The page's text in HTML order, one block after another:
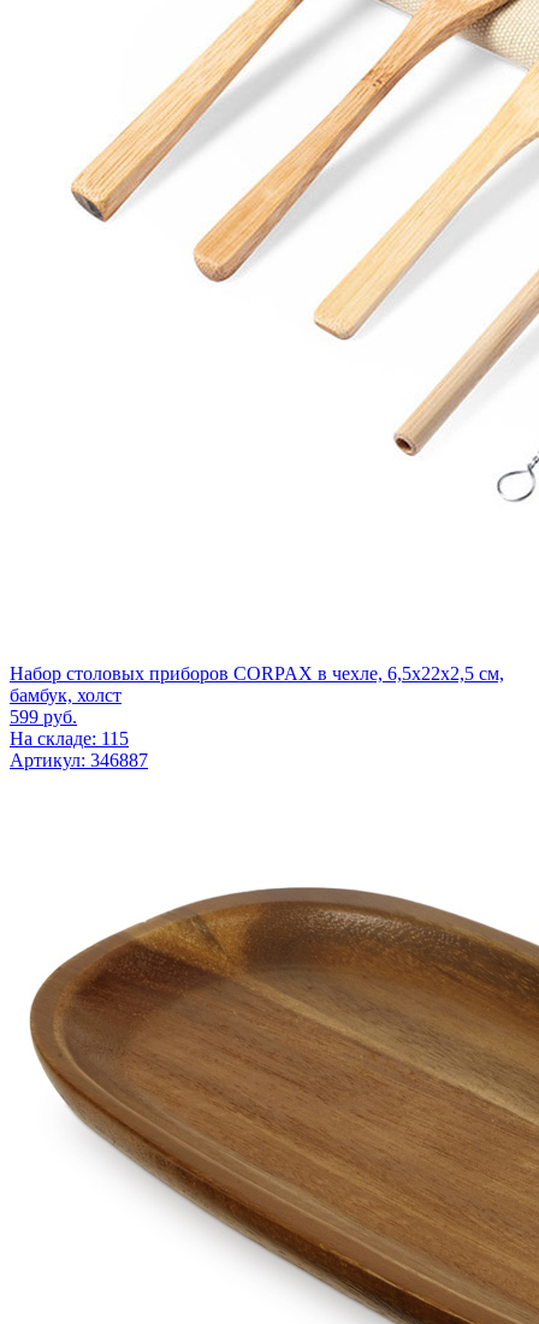
Набор столовых приборов CORPAX в чехле, 6,5х22х2,5 см,
бамбук, холст
599 руб.
На складе: 115
Артикул: 346887